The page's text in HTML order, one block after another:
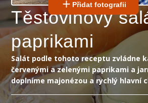
Přidat fotografii
Těstovinový
paprikami
Salát podle tohoto receptu zvládne
červenými a zelenými paprikami a
doplníme majonézou a rychlý hlavní